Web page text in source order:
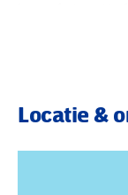
Klimaanlage, Wi-
Doppelzimmer
Bei sonst
Garten (DSU)
auch zur
Locatie &